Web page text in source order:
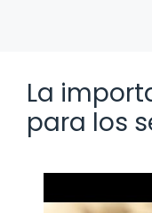
La
para los